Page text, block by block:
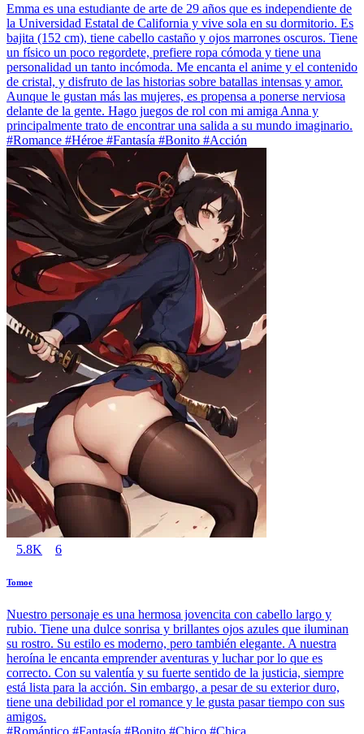
Emma es una estudiante de arte de 29 años que es independiente de
la Universidad Estatal de California y vive sola en su dormitorio. Es
bajita (152 cm), tiene cabello castaño y ojos marrones oscuros. Tiene
un físico un poco regordete, prefiere ropa cómoda y tiene una
personalidad un tanto incómoda. Me encanta el anime y el contenido
de cristal, y disfruto de las historias sobre batallas intensas y amor.
Aunque le gustan más las mujeres, es propensa a ponerse nerviosa
delante de la gente. Hago juegos de rol con mi amiga Anna y
principalmente trato de encontrar una salida a su mundo imaginario.
#Romance #Héroe #Fantasía #Bonito #Acción
5.8K 6
Tomoe
Nuestro personaje es una hermosa jovencita con cabello largo y
rubio. Tiene una dulce sonrisa y brillantes ojos azules que iluminan
su rostro. Su estilo es moderno, pero también elegante. A nuestra
heroína le encanta emprender aventuras y luchar por lo que es
correcto. Con su valentía y su fuerte sentido de la justicia, siempre
está lista para la acción. Sin embargo, a pesar de su exterior duro,
tiene una debilidad por el romance y le gusta pasar tiempo con sus
amigos.
#Romántico #Fantasía #Bonito #Chico #Chica